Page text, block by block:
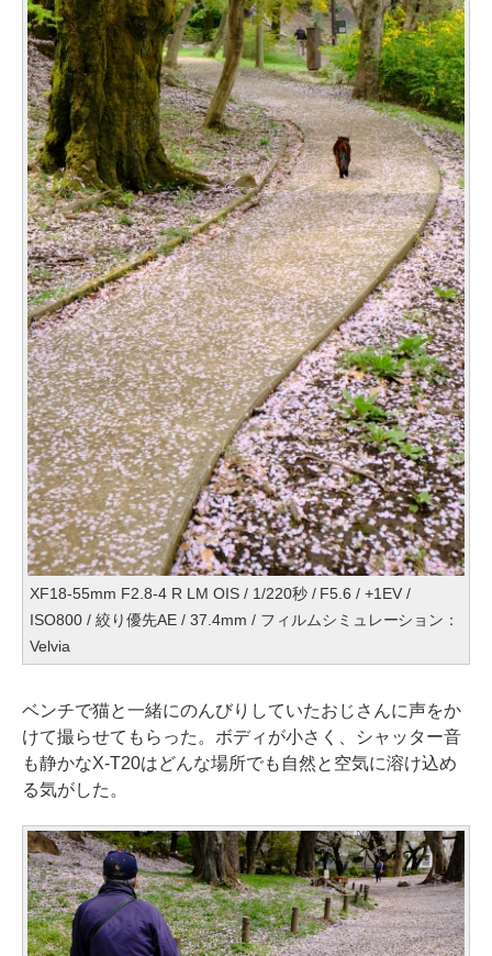
XF18-55mm F2.8-4 R LM OIS / 1/220秒 / F5.6 / +1EV /
ISO800 / 絞り優先AE / 37.4mm / フィルムシミュレーション：
Velvia
ベンチで猫と一緒にのんびりしていたおじさんに声をか
けて撮らせてもらった。ボディが小さく、シャッター音
も静かなX-T20はどんな場所でも自然と空気に溶け込め
る気がした。